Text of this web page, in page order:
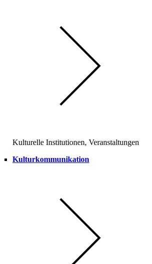
Kulturelle Institutionen, Veranstaltungen
Kulturkommunikation